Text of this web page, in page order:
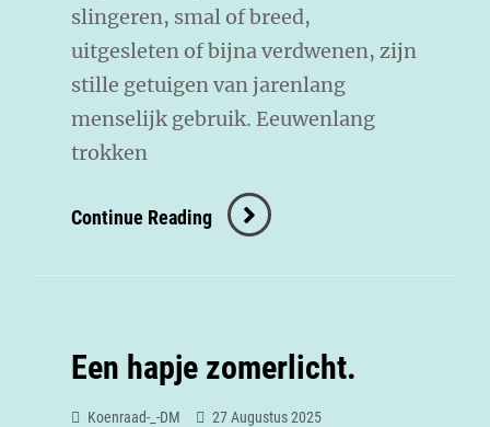
slingeren, smal of breed,
uitgesleten of bijna verdwenen, zijn
stille getuigen van jarenlang
menselijk gebruik. Eeuwenlang
trokken
Continue Reading
Een hapje zomerlicht.
Koenraad-_-DM 27 Augustus 2025